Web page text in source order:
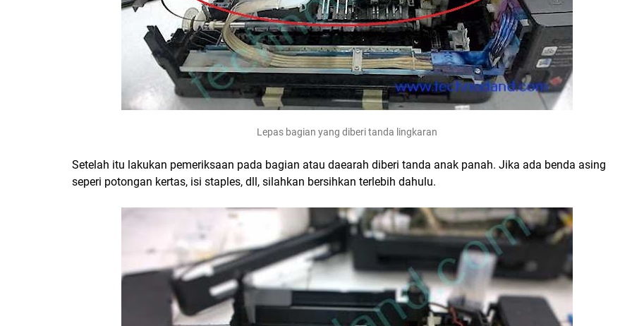
Lepas bagian yang diberi tanda lingkaran
Setelah itu lakukan pemeriksaan pada bagian atau daearah diberi tanda anak panah. Jika ada benda asing
seperi potongan kertas, isi staples, dll, silahkan bersihkan terlebih dahulu.